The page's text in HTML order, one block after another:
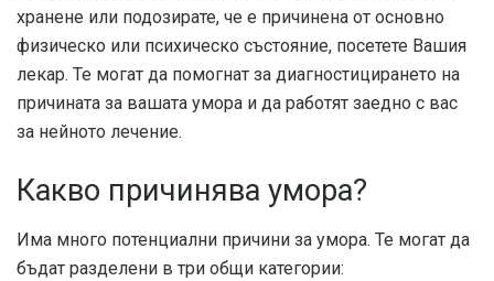
хранене или подозирате, че е причинена от основно
физическо или психическо състояние, посетете Вашия
лекар. Те могат да помогнат за диагностицирането на
причината за вашата умора и да работят заедно с вас
за нейното лечение.
Какво причинява умора?
Има много потенциални причини за умора. Те могат да
бъдат разделени в три общи категории: